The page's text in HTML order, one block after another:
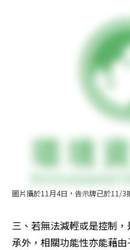
圖片攝於11月4日，告示牌已於11/3
三、若無法減輕或是控制
承外，相關功能性亦能藉